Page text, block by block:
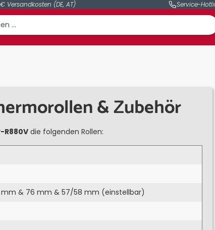
Versandkosten (DE, AT) Service-
& Zubehör
R880V die folgenden Rollen:
& 76 mm & 57/58 mm (einstellbar)